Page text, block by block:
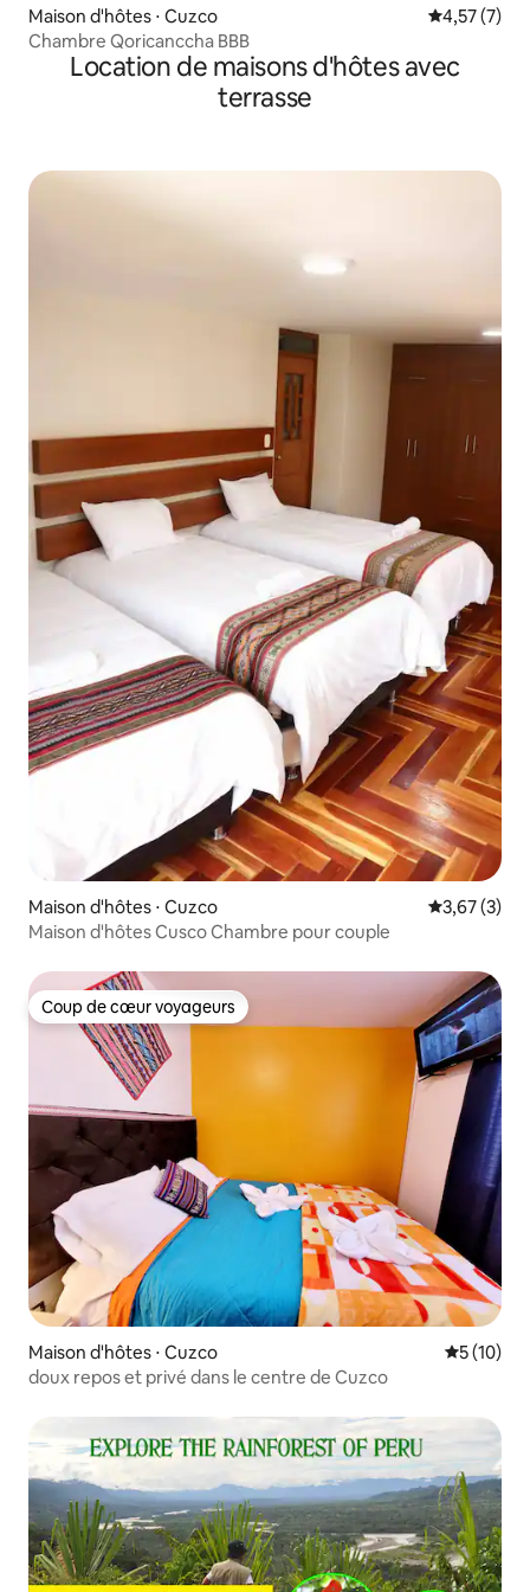
Maison d'hôtes ⋅ Cuzco Évaluation
4,57 (7)
Chambre Qoricanccha BBB
Location de maisons d'hôtes avec
terrasse
Maison d'hôtes ⋅ Cuzco Évaluation
3,67 (3)
Maison d'hôtes Cusco Chambre pour couple
Coup de cœur voyageurs
Coup de cœur voyageurs
Maison d'hôtes ⋅ Cuzco
5 (10)
doux repos et privé dans le centre de Cuzco